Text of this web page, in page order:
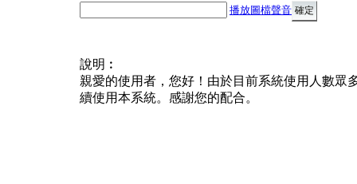
播放圖檔聲音
說明︰
親愛的使用者，您好！由於目前系統使用人數眾
續使用本系統。感謝您的配合。